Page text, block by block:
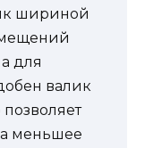
шириной
для
валик
меньшее